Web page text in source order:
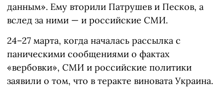
данным». Ему вторили Патрушев и Песков, а
вслед за ними — и российские СМИ.
24–27 марта, когда началась рассылка с
паническими сообщениями о фактах
«вербовки», СМИ и российские политики
заявили о том, что в теракте виновата Украина.